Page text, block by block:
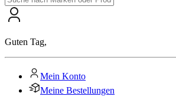
Guten Tag,
Mein Konto
Meine Bestellungen